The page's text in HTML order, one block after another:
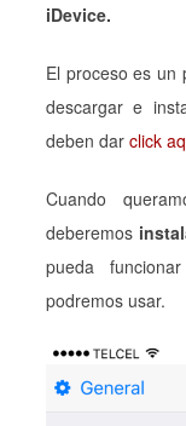
iDevice.
El proceso es un
descargar e
deben dar click
Cuando
deberemos
pueda
podremos usar.